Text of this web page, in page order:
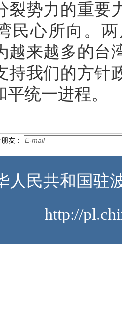
裂势力的重要
民心所向。
越来越多的台
持我们的方针
统一进程。
友：
人民共和国驻
http://